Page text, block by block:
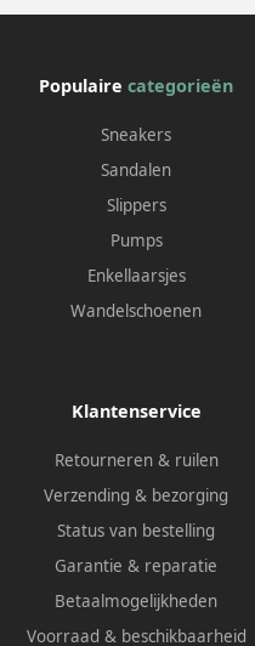
Populaire categorieën
Sneakers
Sandalen
Slippers
Pumps
Enkellaarsjes
Wandelschoenen
Klantenservice
Retourneren & ruilen
Verzending & bezorging
Status van bestelling
Garantie & reparatie
Betaalmogelijkheden
Voorraad & beschikbaarheid